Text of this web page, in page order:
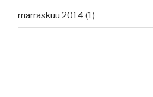
marraskuu 2014 (1)